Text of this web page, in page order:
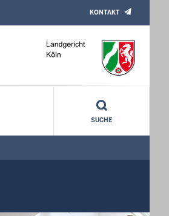
KONTAKT
SUCHE